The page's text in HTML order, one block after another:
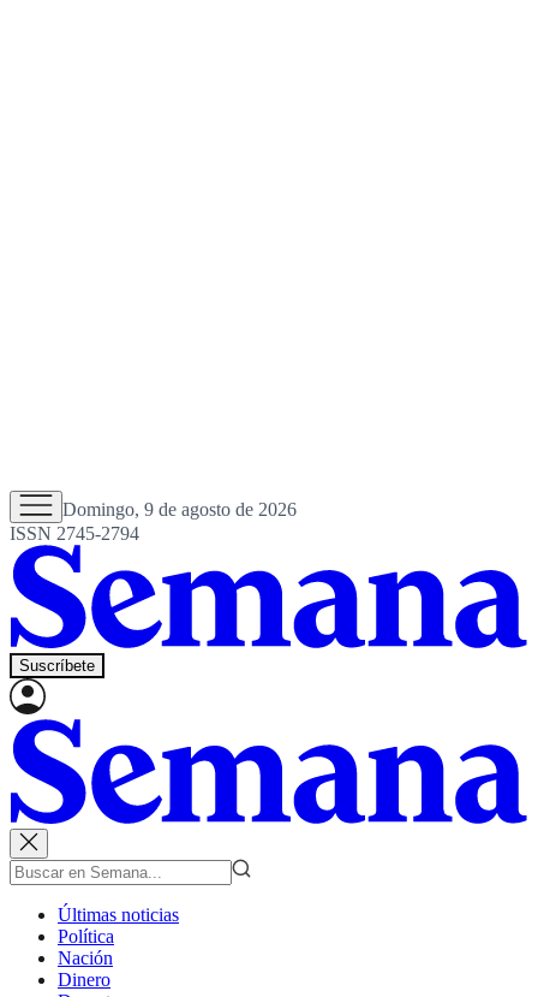
Domingo, 9 de agosto de 2026
ISSN 2745-2794
Suscríbete
Últimas noticias
Política
Nación
Dinero